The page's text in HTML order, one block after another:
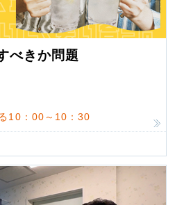
べきか問題
10：00～10：30